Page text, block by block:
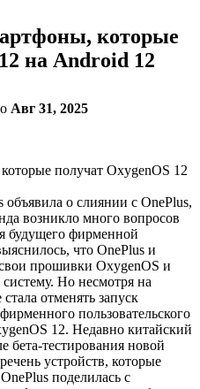
которые
на Android 12
Авг 31, 2025
о слиянии с OnePlus,
возникло много вопросов
будущего фирменной
что OnePlus и
прошивки OxygenOS и
Но несмотря на
отменять запуск
пользовательского
12. Недавно китайский
бета-тестирования новой
устройств, которые
поделилась с